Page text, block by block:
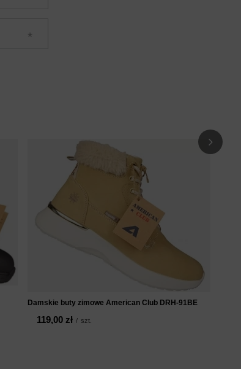
Damskie buty zimowe American Club DRH-91BE
119,00 zł / szt.